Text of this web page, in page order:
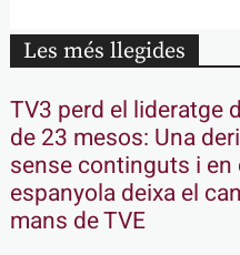
Les més llegides
TV3 perd el lideratge
de 23 mesos: Una
sense continguts i en
espanyola deixa el
mans de TVE